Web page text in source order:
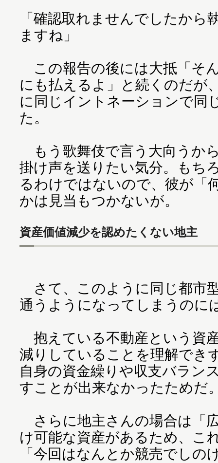
「確認取れませんでしたから
ますね」
この報告の後には大抵「そ
にも払えるよ」と続くのだが
に同じイントネーションで同
た。
もう歌舞伎で言う大向うか
掛け声を送りたい気分。もち
るわけではないので、彼が「
かは見当もつかないが。
資産価値減少を認めたくない地主
さて、このように同じ都市
通うようになってしまうのに
抱えている不動産という資
減りしていることを理解でき
自身の資金繰りや収支バラン
すことが出来なかったためだ
さらに地主さんの場合は「
け可能な資産があるため、こ
「今回はなんとか競売でしの